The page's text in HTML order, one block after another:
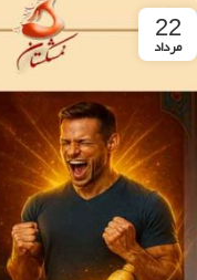
22
مرداد